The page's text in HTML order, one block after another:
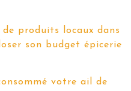
produits locaux dans
son budget épicerie
votre ail de